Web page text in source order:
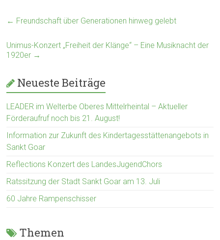
← Freundschaft über Generationen hinweg gelebt
Unimus-Konzert „Freiheit der Klänge“ – Eine Musiknacht der
1920er →
Neueste Beiträge
LEADER im Welterbe Oberes Mittelrheintal – Aktueller
Förderaufruf noch bis 21. August!
Information zur Zukunft des Kindertagesstättenangebots in
Sankt Goar
Reflections Konzert des LandesJugendChors
Ratssitzung der Stadt Sankt Goar am 13. Juli
60 Jahre Rampenschisser
Themen